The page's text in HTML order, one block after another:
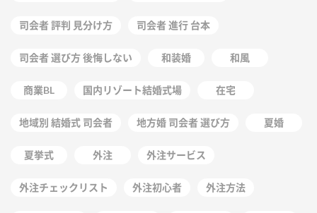
司会者 評判 見分け方 司会者 進行 台本
司会者 選び方 後悔しない 和装婚 和風
商業BL 国内リゾート結婚式場 在宅
地域別 結婚式 司会者 地方婚 司会者 選び方 夏婚
夏挙式 外注 外注サービス
外注チェックリスト 外注初心者 外注方法